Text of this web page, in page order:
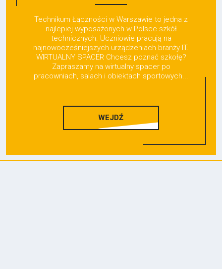
Technikum Łączności w Warszawie to jedna z
najlepiej wyposażonych w Polsce szkół
technicznych. Uczniowie pracują na
najnowocześniejszych urządzeniach branży IT.
WIRTUALNY SPACER Chcesz poznać szkołę?
Zapraszamy na wirtualny spacer po
pracowniach, salach i obiektach sportowych...
WEJDŹ